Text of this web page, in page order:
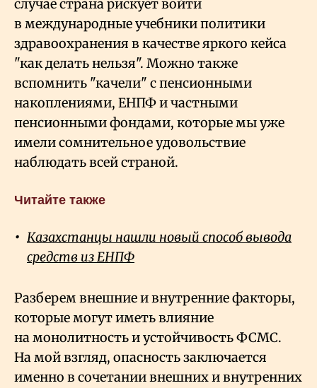
случае страна рискует войти
в международные учебники политики
здравоохранения в качестве яркого кейса
"как делать нельзя". Можно также
вспомнить "качели" с пенсионными
накоплениями, ЕНПФ и частными
пенсионными фондами, которые мы уже
имели сомнительное удовольствие
наблюдать всей страной.
Читайте также
Казахстанцы нашли новый способ вывода
средств из ЕНПФ
Разберем внешние и внутренние факторы,
которые могут иметь влияние
на монолитность и устойчивость ФСМС.
На мой взгляд, опасность заключается
именно в сочетании внешних и внутренних